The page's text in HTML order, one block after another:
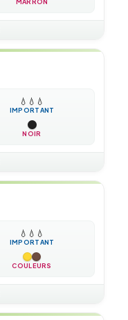
💧 💧 💧
IMPORTANT
NOIR
💧 💧 💧
IMPORTANT
COULEURS